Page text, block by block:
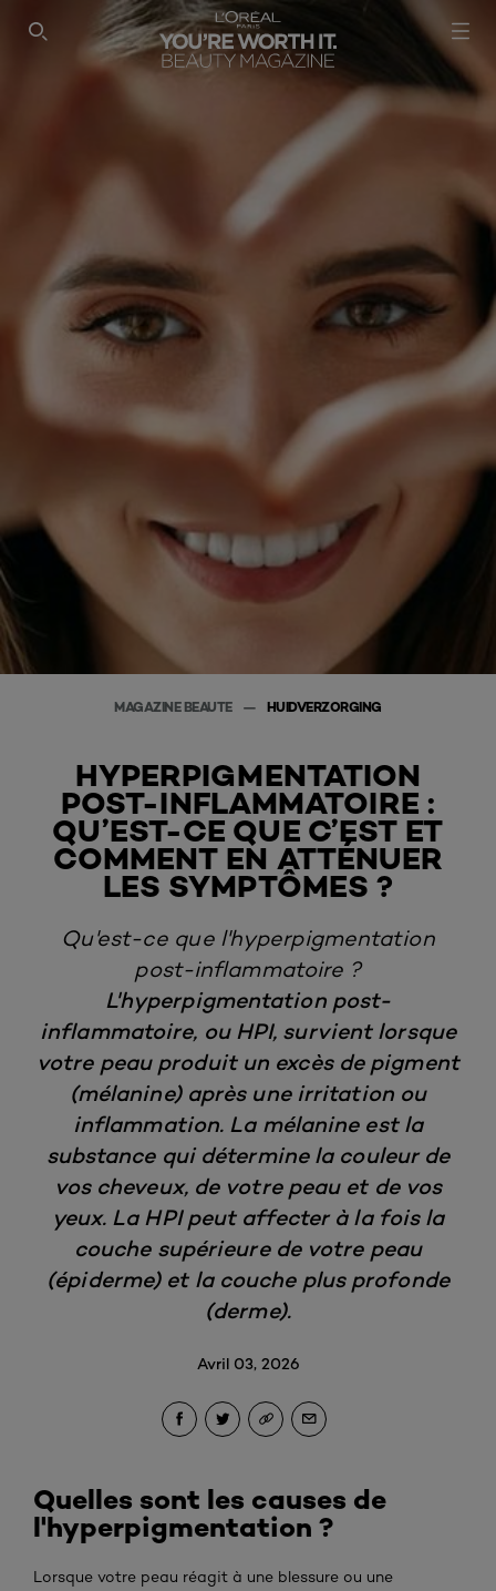
MAGAZINE BEAUTE HUIDVERZORGING
HYPERPIGMENTATION
POST-INFLAMMATOIRE :
QU’EST-CE QUE C’EST ET
COMMENT EN ATTÉNUER
LES SYMPTÔMES ?
Qu'est-ce que l'hyperpigmentation
post-inflammatoire ?
L'hyperpigmentation post-
inflammatoire, ou HPI, survient lorsque
votre peau produit un excès de pigment
(mélanine) après une irritation ou
inflammation. La mélanine est la
substance qui détermine la couleur de
vos cheveux, de votre peau et de vos
yeux. La HPI peut affecter à la fois la
couche supérieure de votre peau
(épiderme) et la couche plus profonde
(derme).
Avril 03, 2026
Quelles sont les causes de
l'hyperpigmentation ?
Lorsque votre peau réagit à une blessure ou une